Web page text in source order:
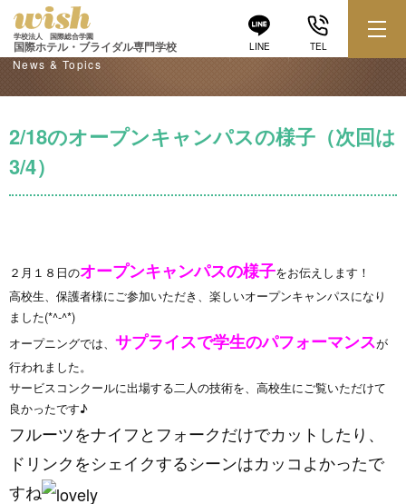
LINE TEL
学校法人 国際総合学園
国際ホテル・ブライダル専門学校
学校からのお知らせ
News & Topics
2/18のオープンキャンパスの様子（次回は
3/4）
２月１８日のオープンキャンパスの様子をお伝えします！
高校生、保護者様にご参加いただき、楽しいオープンキャンパスになり
ました(*^-^*)
オープニングでは、 サプライスで学生のパフォーマンスが
行われました。
サービスコンクールに出場する二人の技術を、高校生にご覧いただけて
良かったです♪
フルーツをナイフとフォークだけでカットしたり、
ドリンクをシェイクするシーンはカッコよかったで
すね